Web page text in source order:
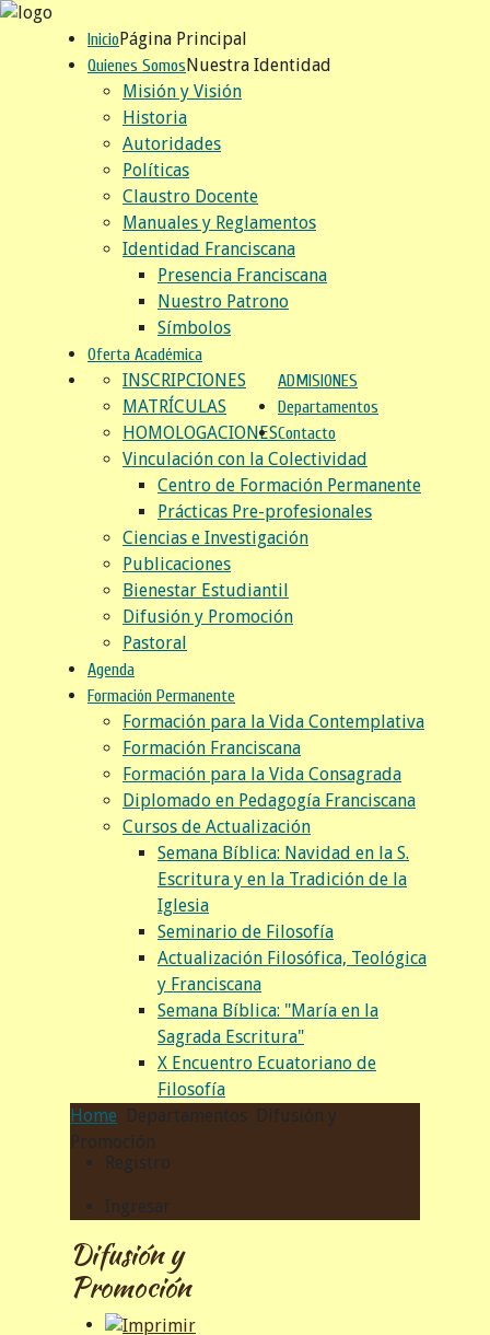
InicioPágina Principal
Quienes SomosNuestra Identidad
Misión y Visión
Historia
Autoridades
Políticas
Claustro Docente
Manuales y Reglamentos
Identidad Franciscana
Presencia Franciscana
Nuestro Patrono
Símbolos
Oferta Académica
ADMISIONES
INSCRIPCIONES
MATRÍCULAS
HOMOLOGACIONES
Departamentos
Vinculación con la Colectividad
Centro de Formación Permanente
Prácticas Pre-profesionales
Ciencias e Investigación
Publicaciones
Bienestar Estudiantil
Difusión y Promoción
Pastoral
Contacto
Agenda
Formación Permanente
Formación para la Vida Contemplativa
Formación Franciscana
Formación para la Vida Consagrada
Diplomado en Pedagogía Franciscana
Cursos de Actualización
Semana Bíblica: Navidad en la S.
Escritura y en la Tradición de la
Iglesia
Seminario de Filosofía
Actualización Filosófica, Teológica
y Franciscana
Semana Bíblica: "María en la
Sagrada Escritura"
X Encuentro Ecuatoriano de
Filosofía
Home Departamentos Difusión y
Promoción
Registro
Ingresar
Difusión y
Promoción